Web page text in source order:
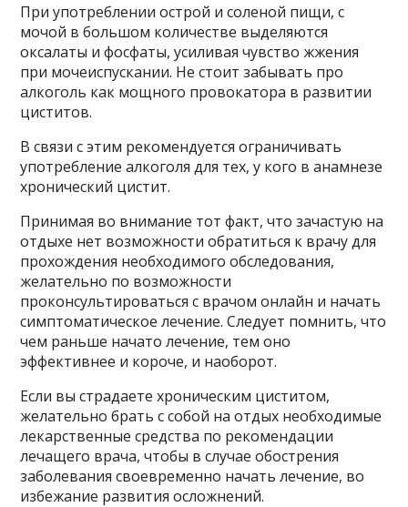
При употреблении острой и соленой пищи, с
мочой в большом количестве выделяются
оксалаты и фосфаты, усиливая чувство жжения
при мочеиспускании. Не стоит забывать про
алкоголь как мощного провокатора в развитии
циститов.
В связи с этим рекомендуется ограничивать
употребление алкоголя для тех, у кого в анамнезе
хронический цистит.
Принимая во внимание тот факт, что зачастую на
отдыхе нет возможности обратиться к врачу для
прохождения необходимого обследования,
желательно по возможности
проконсультироваться с врачом онлайн и начать
симптоматическое лечение. Следует помнить, что
чем раньше начато лечение, тем оно
эффективнее и короче, и наоборот.
Если вы страдаете хроническим циститом,
желательно брать с собой на отдых необходимые
лекарственные средства по рекомендации
лечащего врача, чтобы в случае обострения
заболевания своевременно начать лечение, во
избежание развития осложнений.